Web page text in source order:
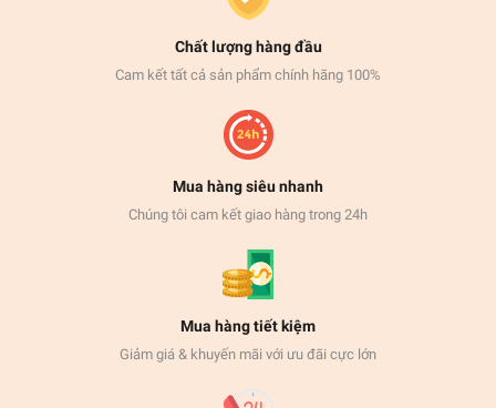
Chất lượng hàng đầu
Cam kết tất cả sản phẩm chính hãng 100%
Mua hàng siêu nhanh
Chúng tôi cam kết giao hàng trong 24h
Mua hàng tiết kiệm
Giảm giá & khuyến mãi với ưu đãi cực lớn